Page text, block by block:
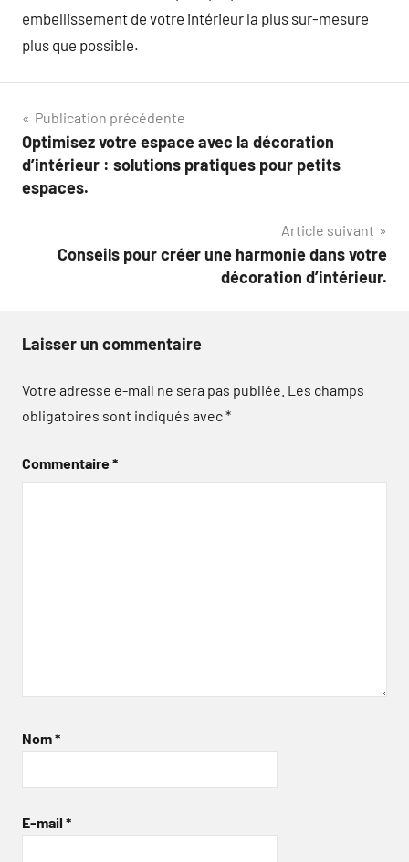
embellissement de votre intérieur la plus sur-mesure
plus que possible.
Navigation
de
l’article
Publication précédente
Optimisez votre espace avec la décoration
d’intérieur : solutions pratiques pour petits
espaces.
Article suivant
Conseils pour créer une harmonie dans votre
décoration d’intérieur.
Laisser un commentaire
Votre adresse e-mail ne sera pas publiée. Les champs
obligatoires sont indiqués avec*
Commentaire*
Nom*
E-mail *